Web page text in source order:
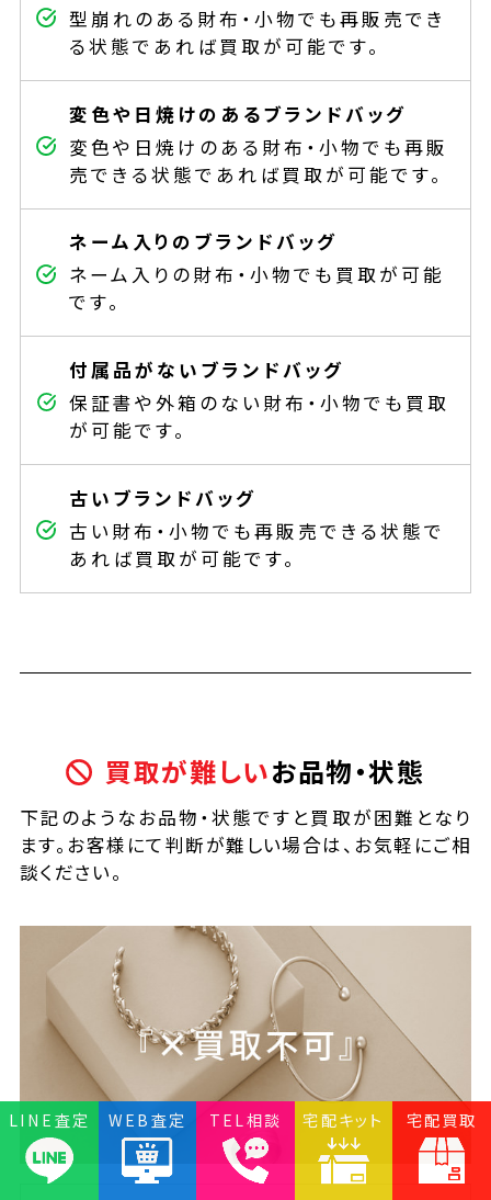
型崩れのある財布・小物でも再販売でき
る状態であれば買取が可能です。
変色や日焼けのあるブランドバッグ
変色や日焼けのある財布・小物でも再販
売できる状態であれば買取が可能です。
ネーム入りのブランドバッグ
ネーム入りの財布・小物でも買取が可能
です。
付属品がないブランドバッグ
保証書や外箱のない財布・小物でも買取
が可能です。
古いブランドバッグ
古い財布・小物でも再販売できる状態で
あれば買取が可能です。
買取が難しいお品物・状態
下記のようなお品物・状態ですと買取が困難となり
ます。お客様にて判断が難しい場合は、お気軽にご相
談ください。
LINE査定 WEB査定 TEL相談 宅配キット 宅配買取